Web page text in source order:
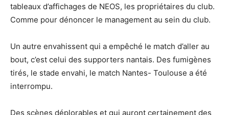
tableaux d’affichages de NEOS, les propriétaires du club.
Comme pour dénoncer le management au sein du club.
Un autre envahissent qui a empêché le match d’aller au
bout, c’est celui des supporters nantais. Des fumigènes
tirés, le stade envahi, le match Nantes- Toulouse a été
interrompu.
Des scènes déplorables et qui auront certainement des